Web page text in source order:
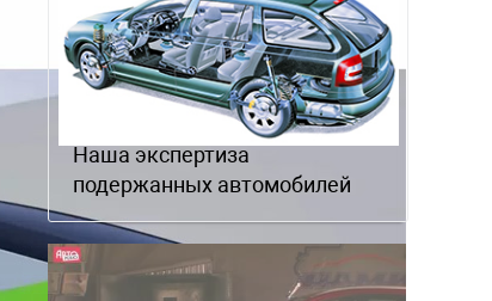
Наша экспертиза
подержанных автомобилей